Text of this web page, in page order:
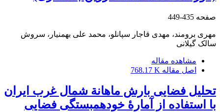
صفحه 435-449
مهری برومند، مهدی قاجار سپانلو، محمد علی بهمنیار، سروش
سالک گیلانی
مشاهده مقاله
اصل مقاله 768.17 K
تحلیل فضایی بارش ماهانة شمال غرب ایران
با استفاده از آمارۀ خودهمبستگی فضایی